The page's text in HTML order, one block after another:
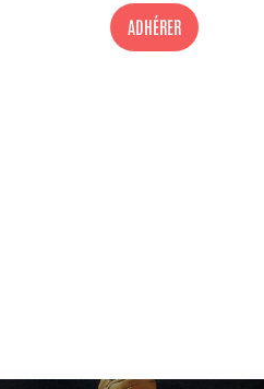
ADHÉRER